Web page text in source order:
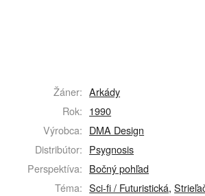
Žáner: Arkády
Rok: 1990
Výrobca: DMA Design
Distribútor: Psygnosis
Perspektíva: Bočný pohľad
Téma: Sci-fi / Futuristická,